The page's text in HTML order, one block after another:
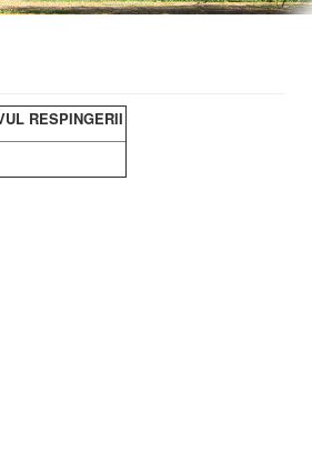
RESPINGERII